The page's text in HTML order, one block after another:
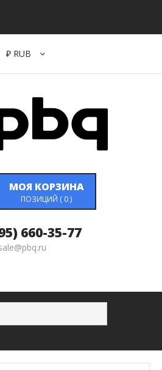
₽ RUB
МОЯ КОРЗИНА
ПОЗИЦИЙ ( 0)
660-35-77